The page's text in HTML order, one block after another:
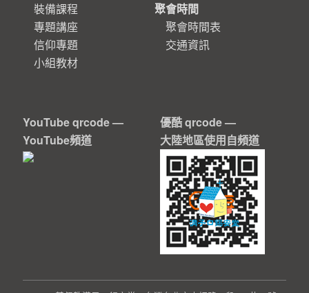
裝備課程
專題講座
信仰專題
小組教材
聚會時間
聚會時間表
交通資訊
YouTube qrcode —
YouTube頻道
優酷 qrcode —
大陸地區使用自頻道